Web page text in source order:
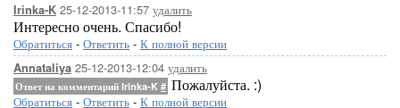
Irinka-K 25-12-2013-11:57 удалить
Интересно очень. Спасибо!
Обратиться - Ответить - К полной версии
Annataliya 25-12-2013-12:04 удалить
Ответ на комментарий Irinka-K # Пожалуйста. :)
Обратиться - Ответить - К полной версии